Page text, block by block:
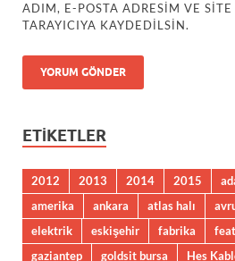
ADIM, E-POSTA ADRESIM VE SITE
TARAYICIYA KAYDEDILSIN.
ETIKETLER
2012 2013 2014 2015
amerika
ankara atlas halı
elektrik
eskişehir fabrika
gaziantep
goldsit bursa Hes